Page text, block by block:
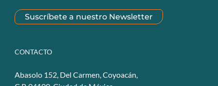
Suscríbete a nuestro Newsletter
CONTACTO
Abasolo 152, Del Carmen, Coyoacán,